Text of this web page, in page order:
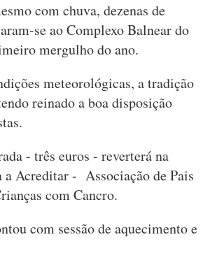
com chuva, dezenas de
se ao Complexo Balnear do
mergulho do ano.
meteorológicas, a tradição
reinado a boa disposição
- três euros - reverterá na
a Acreditar - Associação de Pais
com Cancro.
com sessão de aquecimento e